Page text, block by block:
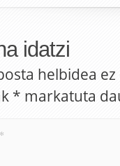
idatzi
helbidea
* markatuta